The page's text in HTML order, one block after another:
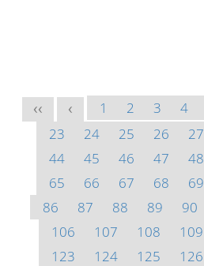
<< < 1 2 3 4
23
24 25 26 27
44
45 46 47 48
65
66 67 68 69
86
87 88 89 90
106
107 108 109
123
124 125 126